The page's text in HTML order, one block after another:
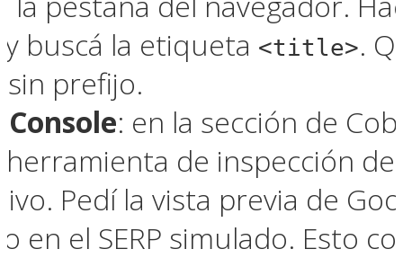
buscá la etiqueta <title>.
prefijo.
: en la sección de
herramienta de inspección
Pedí la vista previa de
en el SERP simulado. Esto